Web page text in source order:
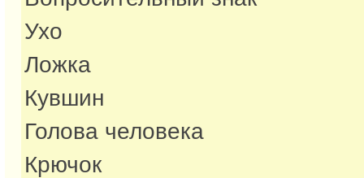
Ухо
Ложка
Кувшин
Голова человека
Крючок